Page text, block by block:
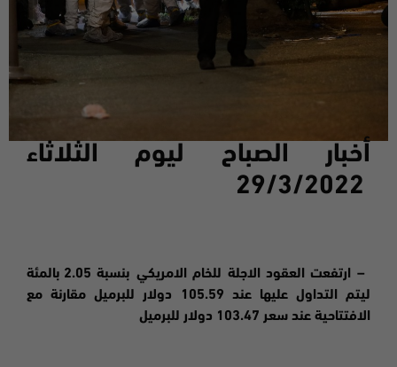
أخبار الصباح ليوم الثلاثاء
29/3/2022
– ارتفعت العقود الاجلة للخام الامريكي بنسبة 2.05 بالمئة
ليتم التداول عليها عند 105.59 دولار للبرميل مقارنة مع
الافتتاحية عند سعر 103.47 دولار للبرميل